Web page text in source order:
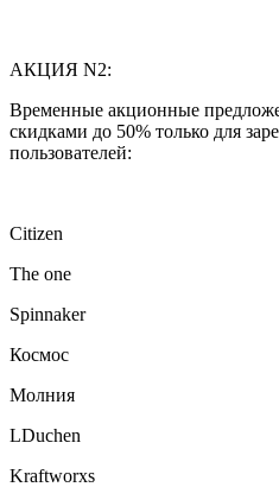
АКЦИЯ N2:
Временные акционные
скидками до 50% только для
пользователей:
Citizen
The one
Spinnaker
Космос
Молния
LDuchen
Kraftworxs